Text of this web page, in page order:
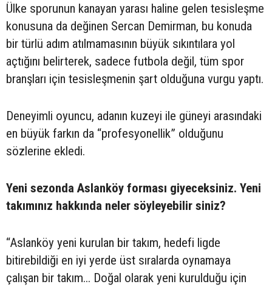
Ülke sporunun kanayan yarası haline gelen tesisleşme
konusuna da değinen Sercan Demirman, bu konuda
bir türlü adım atılmamasının büyük sıkıntılara yol
açtığını belirterek, sadece futbola değil, tüm spor
branşları için tesisleşmenin şart olduğuna vurgu yaptı.
Deneyimli oyuncu, adanın kuzeyi ile güneyi arasındaki
en büyük farkın da “profesyonellik” olduğunu
sözlerine ekledi.
Yeni sezonda Aslanköy forması giyeceksiniz. Yeni
takımınız hakkında neler söyleyebilir siniz?
“Aslanköy yeni kurulan bir takım, hedefi ligde
bitirebildiği en iyi yerde üst sıralarda oynamaya
çalışan bir takım... Doğal olarak yeni kurulduğu için